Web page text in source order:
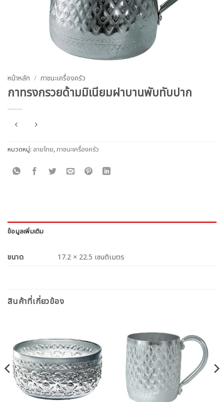
หน้าหลัก / ภาชนะเครื่องครัว
กาทรงกรวยด้ามมิเนียมฝาบานพับทับปาก
หมวดหมู่: ลายไทย,ภาชนะเครื่องครัว
ข้อมูลเพิ่มเติม
ขนาด 17.2 × 22.5 เซนติเมตร
สินค้าที่เกี่ยวข้อง